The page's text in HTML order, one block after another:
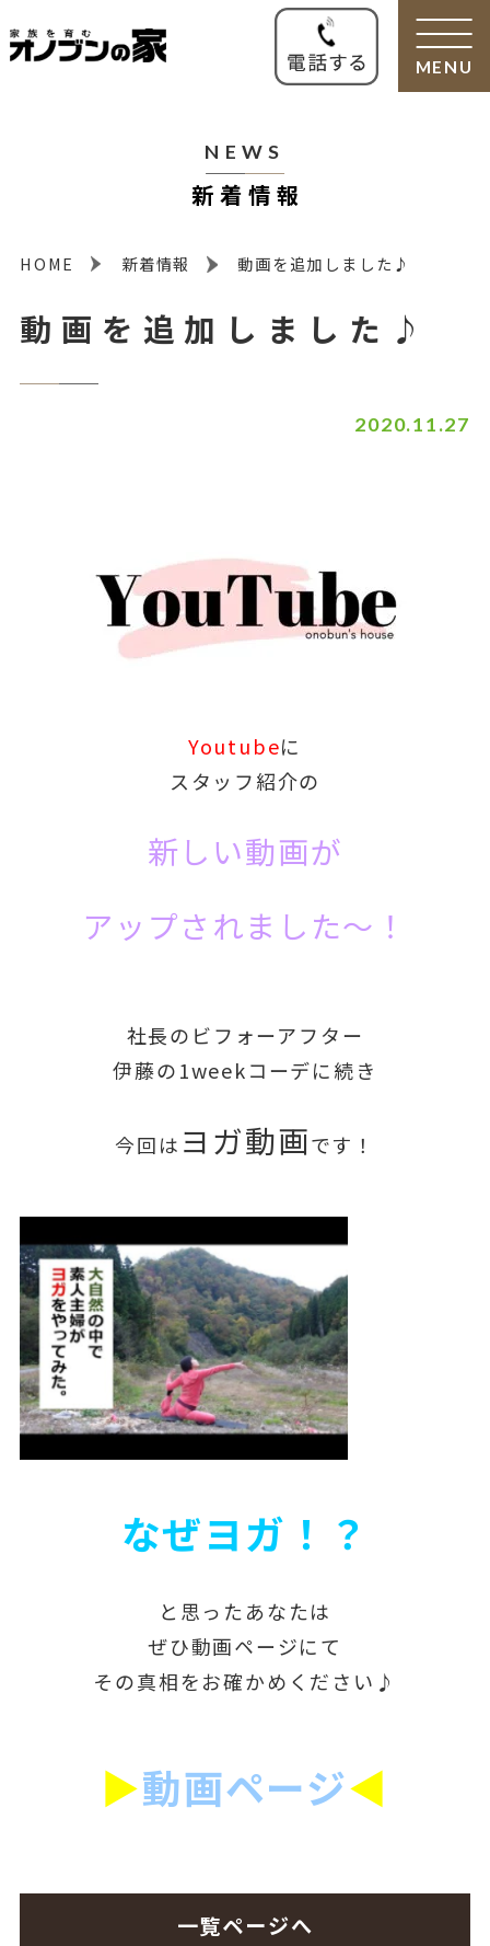
MENU
NEWS
新着情報
HOME 新着情報 動画を追加しました♪
動画を追加しました♪
2020.11.27
Youtubeに
スタッフ紹介の
新しい動画が
アップされました～！
社長のビフォーアフター
伊藤の1weekコーデに続き
今回は ヨガ動画です ！
なぜヨガ！？
と思ったあなたは
ぜひ動画ページにて
その真相をお確かめください♪
▶動画ページ◀
一覧ページへ